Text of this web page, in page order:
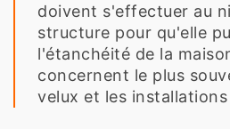
doivent s'effectuer au
structure pour qu'elle
l'étanchéité de la
concernent le plus
velux et les